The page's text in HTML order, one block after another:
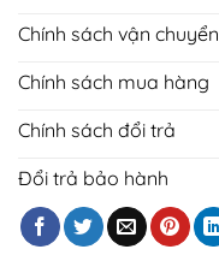
Chính sách vận chuyển
Chính sách mua hàng
Chính sách đổi trả
Đổi trả bảo hành